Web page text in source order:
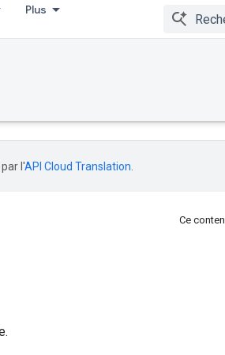
Plus
l'API Cloud Translation
Ce